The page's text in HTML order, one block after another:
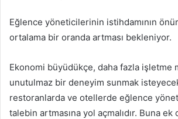
Eğlence yöneticilerinin istihdamının
ortalama bir oranda artması bekleniyor.
Ekonomi büyüdükçe, daha fazla işletme
unutulmaz bir deneyim sunmak
restoranlarda ve otellerde eğlence
talebin artmasına yol açmalıdır. Buna ek